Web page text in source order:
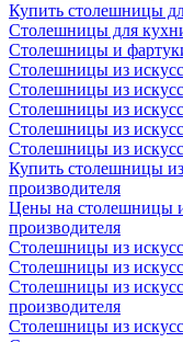
Купить столешницы
Столешницы для
Столешницы и
Столешницы из
Столешницы из
Столешницы из
Столешницы из
Столешницы из
Купить столешницы
производителя
Цены на столешницы
производителя
Столешницы из
Столешницы из
Столешницы из
производителя
Столешницы из